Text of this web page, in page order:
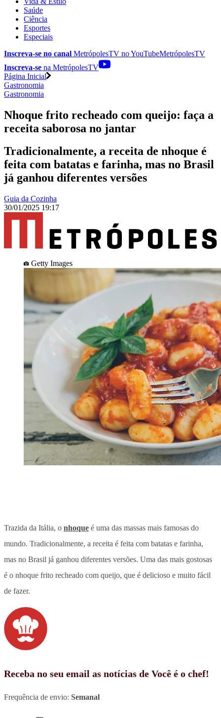
Saúde
Ciência
Esportes
Especiais
Inscreva-se no canal MetrópolesTV noYouTubeMetrópolesTV
Inscreva-se na MetrópolesTV
Página Inicial
Gastronomia
Gastronomia
Nhoque frito recheado com queijo: faça a
receita saborosa no jantar
Tradicionalmente, a receita de nhoque é
feita com batatas e farinha, mas no Brasil
já ganhou diferentes versões
Guia da Cozinha
30/01/2025 19:17
Getty Images
Trazida da Itália, o nhoque é uma das massas mais famosas do
mundo. Tradicionalmente, a receita é feita com batatas e farinha,
mas no Brasil já ganhou diferentes versões. Uma das mais gostosas
é o nhoque frito recheado com queijo, que é delicioso e muito fácil
de fazer.
Receba no seu email as notícias de Você é o chef!
Frequência de envio: Semanal